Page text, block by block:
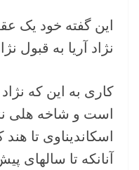
این گفته خود یک
نژاد آریا به قبول
کاری به این که
است و شاخه هلی
اسکاندیناوی تا
آنانکه تا سالهای